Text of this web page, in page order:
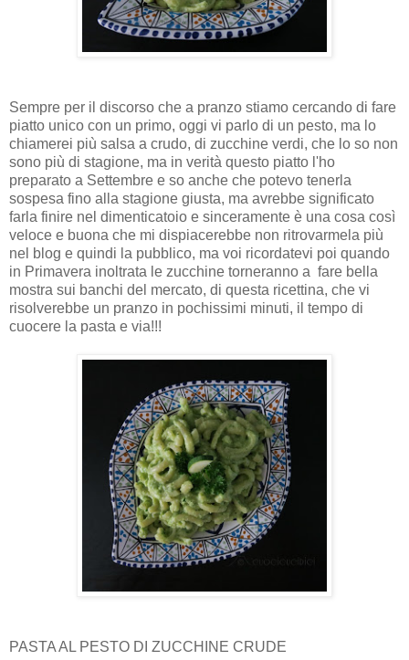
Sempre per il discorso che a pranzo stiamo cercando di fare
piatto unico con un primo, oggi vi parlo di un pesto, ma lo
chiamerei più salsa a crudo, di zucchine verdi, che lo so non
sono più di stagione, ma in verità questo piatto l'ho
preparato a Settembre e so anche che potevo tenerla
sospesa fino alla stagione giusta, ma avrebbe significato
farla finire nel dimenticatoio e sinceramente è una cosa così
veloce e buona che mi dispiacerebbe non ritrovarmela più
nel blog e quindi la pubblico, ma voi ricordatevi poi quando
in Primavera inoltrata le zucchine torneranno a fare bella
mostra sui banchi del mercato, di questa ricettina, che vi
risolverebbe un pranzo in pochissimi minuti, il tempo di
cuocere la pasta e via!!!
PASTA AL PESTO DI ZUCCHINE CRUDE